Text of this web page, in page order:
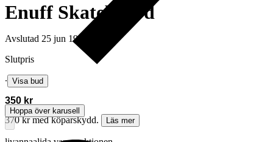
Enuff Skateboard
Avslutad 25 jun 19:33
Slutpris
∙ Visa bud
350 kr
370 kr med köparskydd.
Läs mer
Hoppa över karusell